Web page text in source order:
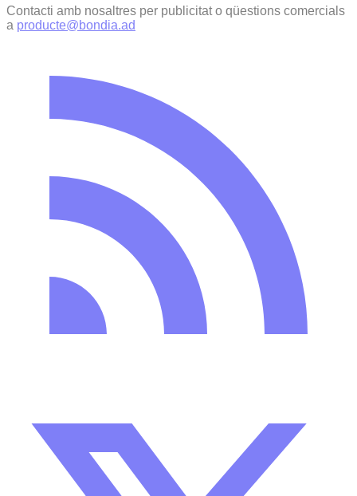
Contacti amb nosaltres per publicitat o qüestions comercials
a producte@bondia.ad